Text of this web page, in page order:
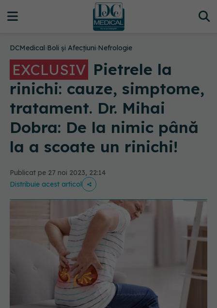
DCMedical›Boli și Afecțiuni›Nefrologie
EXCLUSIV Pietrele la
rinichi: cauze, simptome,
tratament. Dr. Mihai
Dobra: De la nimic până
la a scoate un rinichi!
Publicat pe 27 noi 2023, 22:14
Distribuie acest articol